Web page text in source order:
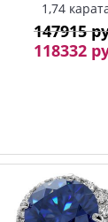
1,74
147915
118332